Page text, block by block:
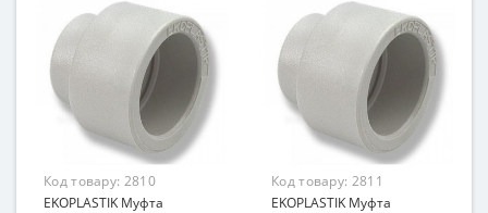
Код товару: 2810
EKOPLASTIK Муфта
Код товару: 2811
EKOPLASTIK Муфта